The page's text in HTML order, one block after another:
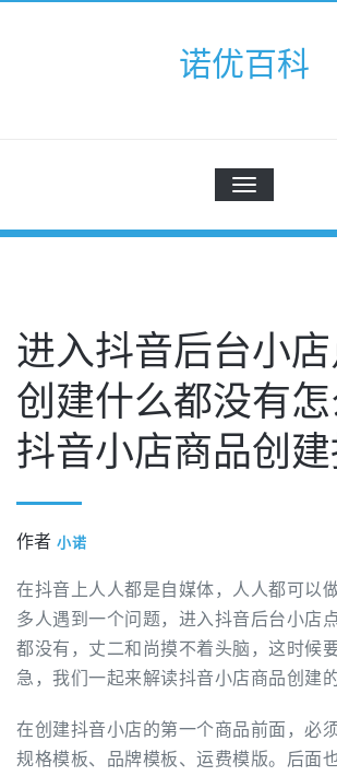
诺优百科
切
换
航
进入抖音后台小
创建什么都没有怎
抖音小店商品创
作者 小诺
在抖音上人人都是自媒体，人人都可以
多人遇到一个问题，进入抖音后台小店
都没有，丈二和尚摸不着头脑，这时候
急，我们一起来解读抖音小店商品创建的
在创建抖音小店的第一个商品前面，必
规格模板、品牌模板、运费模版。后面